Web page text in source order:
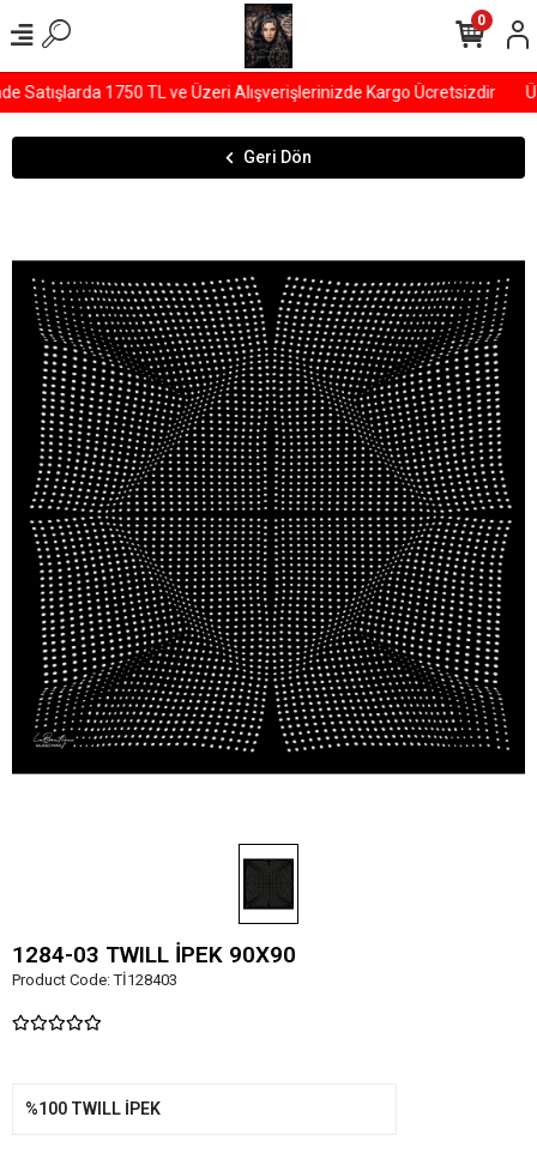
Satışlarda 1750 TL ve Üzeri Alışverişlerinizde Kargo Ücretsizdir
0
Geri Dön
1284-03 TWILL İPEK 90X90
Product Code:Tİ128403
%100 TWILL İPEK